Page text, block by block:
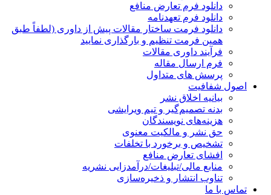
دانلود فرم تعارض منافع
دانلود فرم تعهدنامه
دانلود فرمت ساختار مقالات پیش از داوری (لطفاً طبق
همین فرمت تنظیم و بارگذاری نمایید
فرآیند داوری مقالات
فرم ارسال مقاله
پرسش های متداول
اصول شفافیت
بیانیه اخلاق نشر
بدنه تصمیم‌گیر و تیم ویرایشی
هزینه‌های نویسندگان
حق نشر و مالکیت معنوی
تشخیص و برخورد با تخلفات
افشای تعارض منافع
منابع مالی/تبلیغات/درآمدزایی نشریه
تناوب انتشار و ذخیره‌سازی
تماس با ما